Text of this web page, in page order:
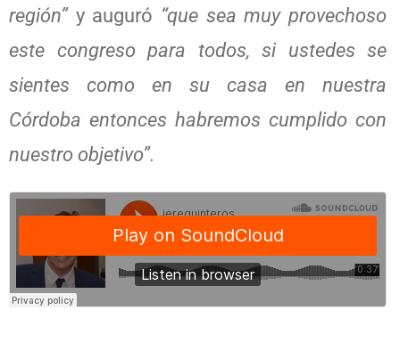
región”y auguró “que sea muy provechoso
este congreso para todos, si ustedes se
sientes como en su casa en nuestra
Córdoba entonces habremos cumplido con
nuestro objetivo”.